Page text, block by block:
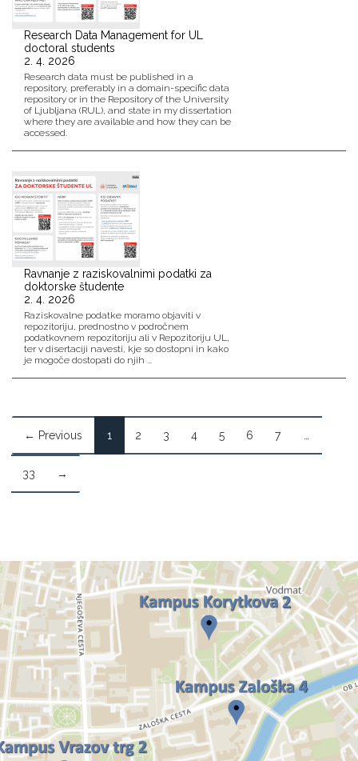
Research Data Management for UL
doctoral students
2. 4. 2026
Research data must be published in a
repository, preferably in a domain-specific data
repository or in the Repository of the University
of Ljubljana (RUL), and state in my dissertation
where they are available and how they can be
accessed.
Ravnanje z raziskovalnimi podatki za
doktorske študente
2. 4. 2026
Raziskovalne podatke moramo objaviti v
repozitoriju, prednostno v področnem
podatkovnem repozitoriju ali v Repozitoriju UL,
ter v disertaciji navesti, kje so dostopni in kako
je mogoče dostopati do njih ...
← Previous 1 2 3 4 5 6 7
33 →